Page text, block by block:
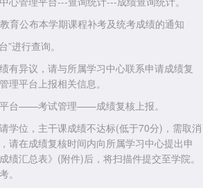
进行查询。
异议，请与所属学习中心联系申请成绩复
理平台上报相关信息。
台——考试管理——成绩复核上报。
位，主干课成绩不达标(低于70分)，需取消
请在成绩复核时间内向所属学习中心提出申
绩汇总表》(附件)后，将扫描件提交至学院。
。